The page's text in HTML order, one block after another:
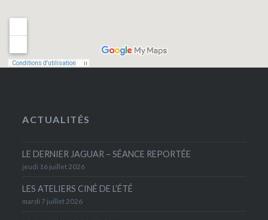
ACTUALITÉS
LE DERNIER JAGUAR – SÉANCE REPORTÉE
jeudi 16 juillet 2026
LES ATELIERS CINÉ DE L’ÉTÉ
mardi 7 juillet 2026